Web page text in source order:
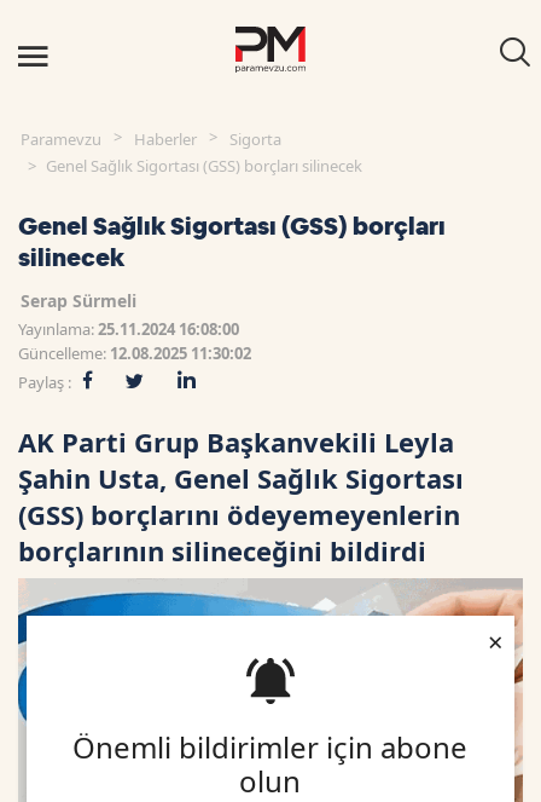
Önemli bildirimler için abone
olun
×
Paramevzu Haberler
Sigorta
Genel Sağlık Sigortası (GSS) borçları silinecek
Genel Sağlık Sigortası (GSS) borçları
silinecek
Serap Sürmeli
Yayınlama:25.11.2024 16:08:00
Güncelleme: 12.08.2025 11:30:02
Paylaş :
AK Parti Grup Başkanvekili Leyla
Şahin Usta, Genel Sağlık Sigortası
(GSS) borçlarını ödeyemeyenlerin
borçlarının silineceğini bildirdi